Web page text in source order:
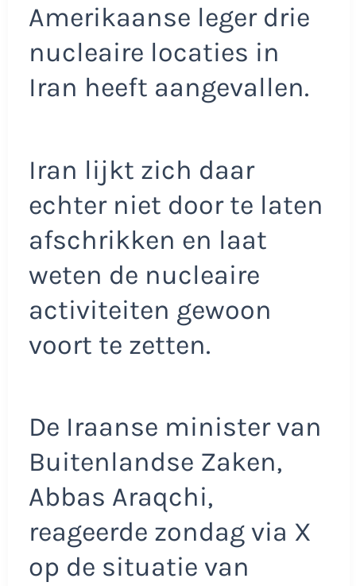
Amerikaanse leger drie
nucleaire locaties in
Iran heeft aangevallen.
Iran lijkt zich daar
echter niet door te laten
afschrikken en laat
weten de nucleaire
activiteiten gewoon
voort te zetten.
De Iraanse minister van
Buitenlandse Zaken,
Abbas Araqchi,
reageerde zondag via X
op de situatie van